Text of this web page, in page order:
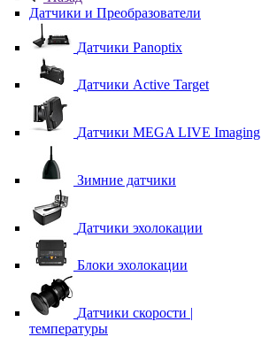
Датчики и Преобразователи
Датчики Panoptix
Датчики Active Target
Датчики MEGA LIVE Imaging
Зимние датчики
Датчики эхолокации
Блоки эхолокации
Датчики скорости |
температуры